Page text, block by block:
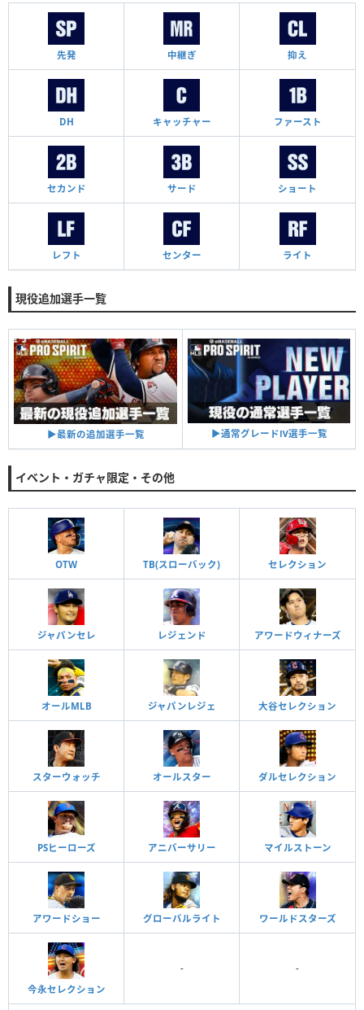
先発 中継ぎ 抑え
DH キャッチャー ファースト
セカンド サード ショート
レフト センター ライト
現役追加選手一覧
▶︎最新の追加選手一覧 ▶︎通常グレードⅣ選手一覧
イベント・ガチャ限定・その他
OTW TB(スローバック) セレクション
ジャパンセレ レジェンド アワードウィナーズ
オールMLB ジャパンレジェ 大谷セレクション
スターウォッチ オールスター ダルセレクション
PSヒーローズ アニバーサリー マイルストーン
アワードショー グローバルライト ワールドスターズ
今永セレクション
- -